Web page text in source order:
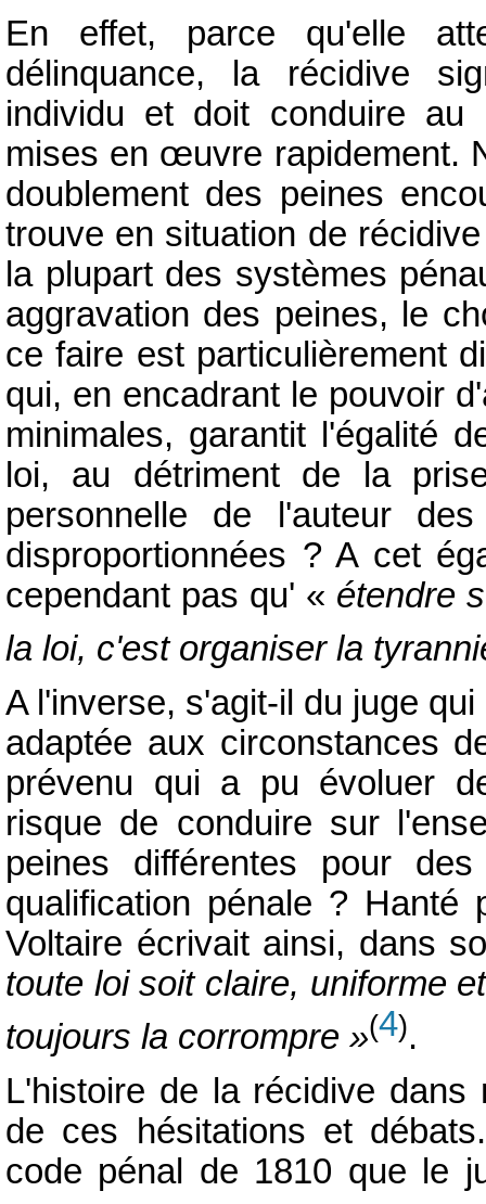
En effet, parce qu'elle
délinquance, la récidive
individu et doit conduire au
mises en œuvre rapidement.
doublement des peines
trouve en situation de
la plupart des systèmes
aggravation des peines, le
ce faire est particulièrement
qui, en encadrant le pouvoir
minimales, garantit l'égalité
loi, au détriment de la
personnelle de l'auteur
disproportionnées ? A cet
cependant pas qu' « étendre
la loi, c'est organiser la
A l'inverse, s'agit-il du juge
adaptée aux circonstances
prévenu qui a pu évoluer
risque de conduire sur
peines différentes pour
qualification pénale ? Hanté
Voltaire écrivait ainsi, dans
toute loi soit claire, uniforme
toujours la corrompre »(4).
L'histoire de la récidive dans
de ces hésitations et
code pénal de 1810 que le